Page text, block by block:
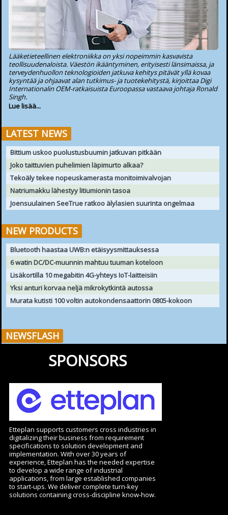
Lääketieteellinen elektroniikka on yksi nopeimmin kasvavista
teollisuudenaloista. Väestön ikääntyminen, erityisesti länsimaissa, ja
terveydenhuollon teknologioiden jatkuva kehitys pitävät yllä kovaa
kysyntää ja ohjaavat alan tutkimus- ja tuotekehitystä, kirjoittaa Digi
Internationalin OEM-ratkaisuista Euroopassa vastaava johtaja Ronald
Singh.
Lue lisää...
LATEST NEWS
Bittium uskoo puolustusbuumin jatkuvan pitkään
Joko taittuvien puhelimien läpimurto alkaa?
Tekoäly tekee nopeuskamerasta monitoimivalvojan
Natriumakku lähestyy litiumionin tasoa
Joensuulainen SeeTrue ratkoo älylasien suurinta ongelmaa
NEW PRODUCTS
Bluetooth haastaa UWB:n etäisyysmittauksessa
6 watin DC/DC-muunnin mahtuu tuuman koteloon
Lisäkortilla 10 megabitin 4G-yhteys IoT-laitteisiin
Yksi anturi korvaa neljä mikrokytkintä autossa
Murata kutisti 100 voltin autokondensaattorin 0805-kokoon
NEWSFLASH
SPONSORS
Etteplan supports customers cross industries in
digitalizing their business from requirement
specifications to solution development and
implementation. With over 30 years of
experience, Etteplan has the needed expertise
to develop a wide range of industrial
applications, from large established companies
to start-ups. We deliver complete turn-key
solutions containing cross-discipline know-how.